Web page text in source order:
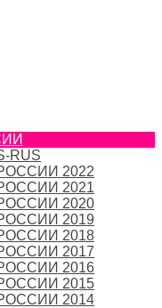
RUS
2022
2021
2020
2019
2018
2017
2016
2015
2014